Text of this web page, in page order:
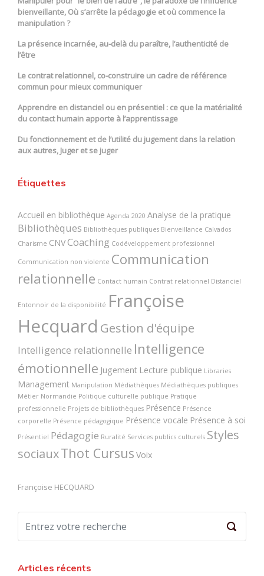
bienveillante, Où s’arrête la pédagogie et où commence la
manipulation ?
La présence incarnée, au-delà du paraître, l’authenticité de
l’être
Le contrat relationnel, co-construire un cadre de référence
commun pour mieux communiquer
Apprendre en distanciel ou en présentiel : ce que la matérialité
du contact humain apporte à l’apprentissage
Du fonctionnement et de l’utilité du jugement dans la relation
aux autres, Juger et se juger
Étiquettes
Accueil en bibliothèque Agenda 2020 Analyse de la pratique
Bibliothèques Bibliothèques publiques Bienveillance Calvados
Charisme CNVCoaching Codéveloppement professionnel
Communication non violente Communication
relationnelle Contact humain Contrat relationnel Distanciel
Entonnoir de la disponibilité Françoise
Hecquard Gestion d'équipe
Intelligence relationnelle Intelligence
émotionnelle Jugement Lecture publique Libraries
Management Manipulation Médiathèques Médiathèques publiques
Métier Normandie Politique culturelle publique Pratique
professionnelle Projets de bibliothèques Présence Présence
corporelle Présence pédagogique Présence vocale Présence à soi
Présentiel Pédagogie Ruralité Services publics culturels Styles
sociauxThot Cursus Voix
Françoise HECQUARD
Articles récents